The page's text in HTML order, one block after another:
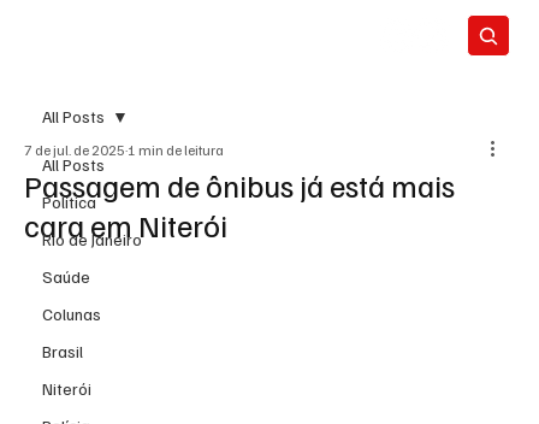
All Posts
Política
Rio de Janeiro
Saúde
Colunas
Brasil
Niterói
All Posts
Passagem de ônibus já está mais
cara em Niterói
7 de jul. de 2025 1 min de leitura